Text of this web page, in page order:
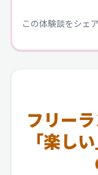
この体験談をシェア
フリー
「楽し